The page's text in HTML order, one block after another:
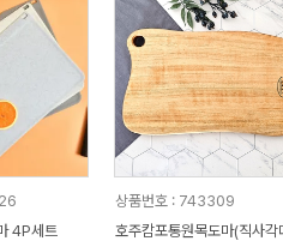
4P세트
상품번호 : 743309
호주캄포통원목도마(직사각